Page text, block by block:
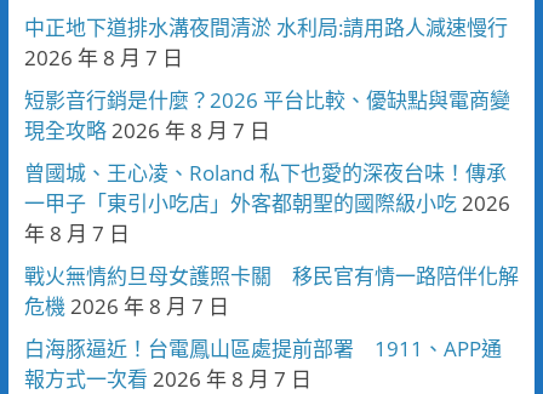
中正地下道排水溝夜間清淤 水利局:請用路人減速慢行
2026 年 8 月 7 日
短影音行銷是什麼？2026 平台比較、優缺點與電商變
現全攻略2026 年 8 月 7 日
曾國城、王心凌、Roland 私下也愛的深夜台味！傳承
一甲子「東引小吃店」外客都朝聖的國際級小吃2026
年 8 月 7 日
戰火無情約旦母女護照卡關 移民官有情一路陪伴化解
危機2026 年 8 月 7 日
白海豚逼近！台電鳳山區處提前部署 1911、APP通
報方式一次看 2026 年 8 月 7 日